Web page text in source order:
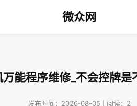
微众网
能程序维修_不会控牌
发布时间：2026-08-05｜阅读：2